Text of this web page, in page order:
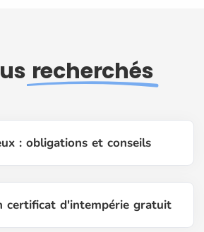
recherchés
: obligations et conseils
certificat d'intempérie gratuit